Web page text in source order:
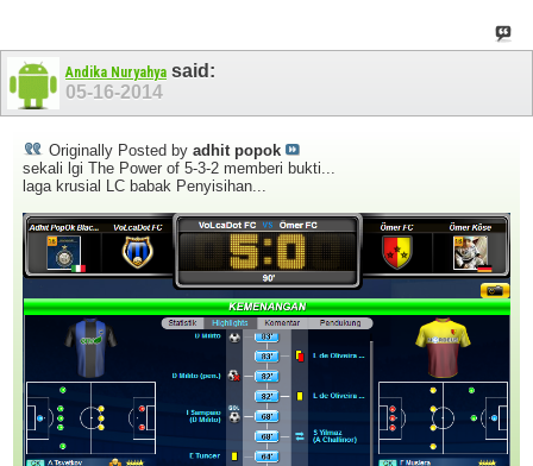
Andika Nuryahya said:
05-16-2014
Originally Posted by adhit popok
sekali lgi The Power of 5-3-2 memberi bukti...
laga krusial LC babak Penyisihan...